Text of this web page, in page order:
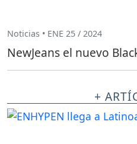
Noticias • ENE 25 / 2024
NewJeans el nuevo
+